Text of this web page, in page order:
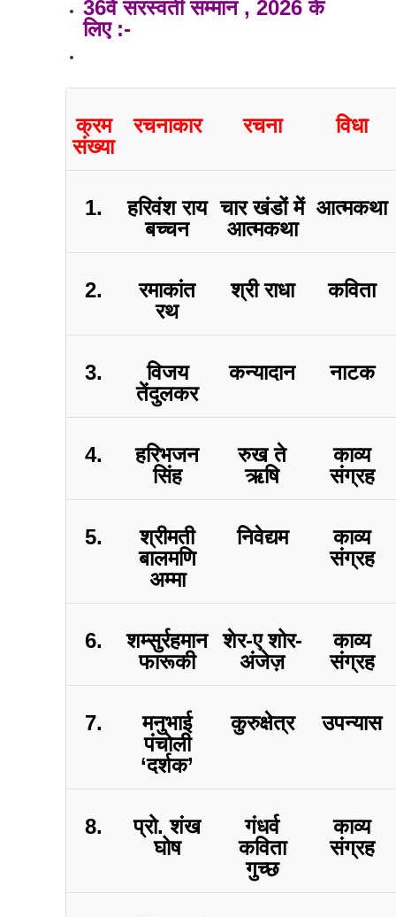
36वें सरस्वती सम्मान , 2026 के
लिए :-
क्रम
संख्या
रचनाकार रचना विधा
1.
हरिवंश राय
बच्चन
चार खंडों में
आत्मकथा
आत्मकथा
2.
रमाकांत
रथ
श्री राधा कविता
3.
विजय
तेंदुलकर
कन्यादान नाटक
4.
हरिभजन
सिंह
रुख ते
ऋषि
काव्य
संग्रह
5.
श्रीमती
बालमणि
अम्मा
निवेद्यम
काव्य
संग्रह
6.
शम्सुर्रहमान
फारूकी
शेर-ए शोर-
अंजेज़
काव्य
संग्रह
7.
मनुभाई
पंचोली
‘दर्शक’
कुरुक्षेत्र उपन्यास
8.
प्रो. शंख
घोष
गंधर्व
कविता
गुच्छ
काव्य
संग्रह